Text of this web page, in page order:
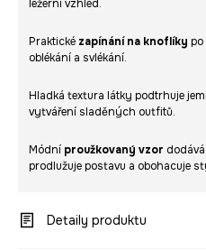
ležérní vzhled.
Praktické zapínání na knoflíky
oblékání a svlékání.
Hladká textura látky podtrhuje
vytváření sladěných outfitů.
Módní proužkovaný vzor
prodlužuje postavu a obohacuje
Detaily produktu